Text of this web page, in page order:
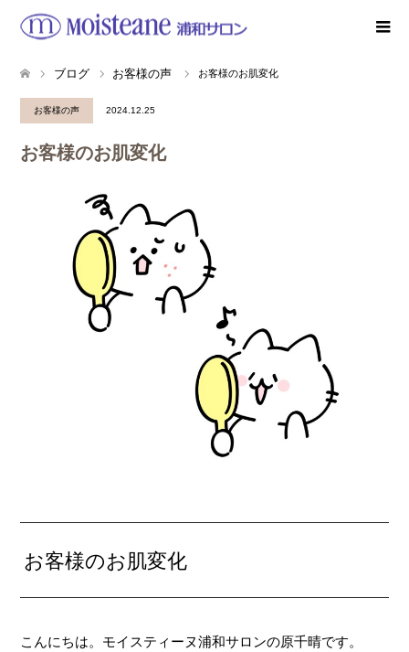
ブログ お客様の声 お客様のお肌変化
お客様の声 2024.12.25
お客様のお肌変化
お客様のお肌変化
こんにちは。モイスティーヌ浦和サロンの原千晴です。